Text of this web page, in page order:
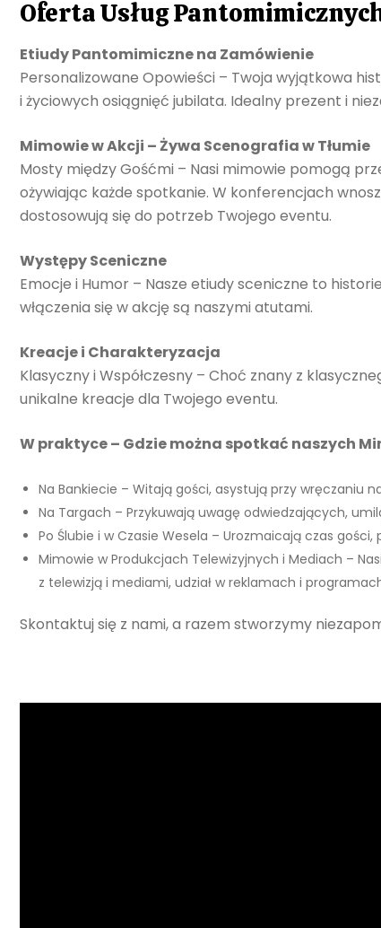
Oferta Usług
Etiudy Pantomimiczne na Zamówienie
Personalizowane Opowieści – Twoja wyjątkowa
i życiowych osiągnięć jubilata. Idealny prezent i
Mimowie w Akcji – Żywa Scenografia w Tłumie
Mosty między Gośćmi – Nasi mimowie pomogą
ożywiając każde spotkanie. W konferencjach
dostosowują się do potrzeb Twojego eventu.
Występy Sceniczne
Emocje i Humor – Nasze etiudy sceniczne to
włączenia się w akcję są naszymi atutami.
Kreacje i Charakteryzacja
Klasyczny i Współczesny – Choć znany z
unikalne kreacje dla Twojego eventu.
W praktyce – Gdzie można spotkać naszych
Na Bankiecie – Witają gości, asystują przy wręczaniu
Na Targach – Przykuwają uwagę odwiedzających,
Po Ślubie i w Czasie Wesela – Urozmaicają czas gości,
Mimowie w Produkcjach Telewizyjnych i Mediach –
z telewizją i mediami, udział w reklamach i
Skontaktuj się z nami, a razem stworzymy